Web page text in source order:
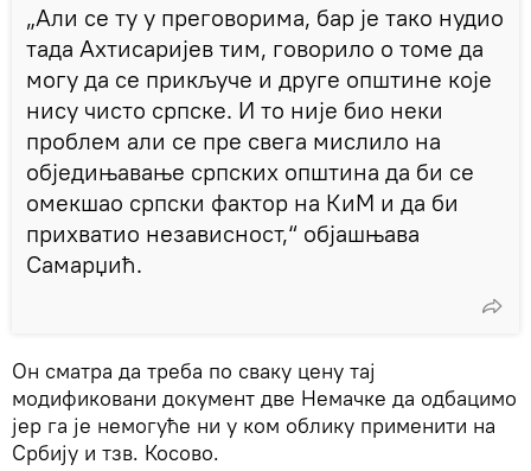
„Али се ту у преговорима, бар је тако нудио
тада Ахтисаријев тим, говорило о томе да
могу да се прикључе и друге општине које
нису чисто српске. И то није био неки
проблем али се пре свега мислило на
обједињавање српских општина да би се
омекшао српски фактор на КиМ и да би
прихватио независност,“ објашњава
Самарџић.
Он сматра да треба по сваку цену тај
модификовани документ две Немачке да одбацимо
јер га је немогуће ни у ком облику применити на
Србију и тзв. Косово.